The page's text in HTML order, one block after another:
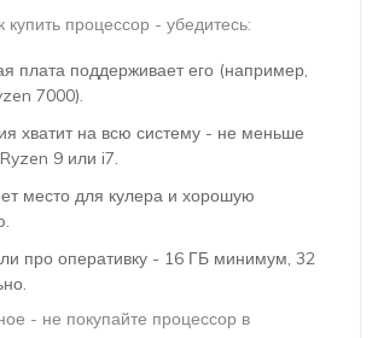
купить процессор - убедитесь:
плата поддерживает его (например,
7000).
хватит на всю систему - не меньше
9 или i7.
место для кулера и хорошую
про оперативку - 16 ГБ минимум, 32
- не покупайте процессор в